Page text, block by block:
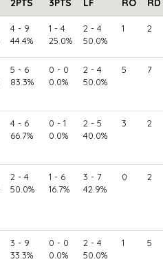
2PTS 3PTS LF RO RD
4 - 9
44.4%
1 - 4
25.0%
2 - 4
50.0%
1 2
5 - 6
83.3%
0 - 0
0.0%
2 - 4
50.0%
5 7
4 - 6
66.7%
0 - 1
0.0%
2 - 5
40.0%
3 2
2 - 4
50.0%
1 - 6
16.7%
3 - 7
42.9%
0 2
3 - 9
33.3%
0 - 0
0.0%
2 - 4
50.0%
1 5